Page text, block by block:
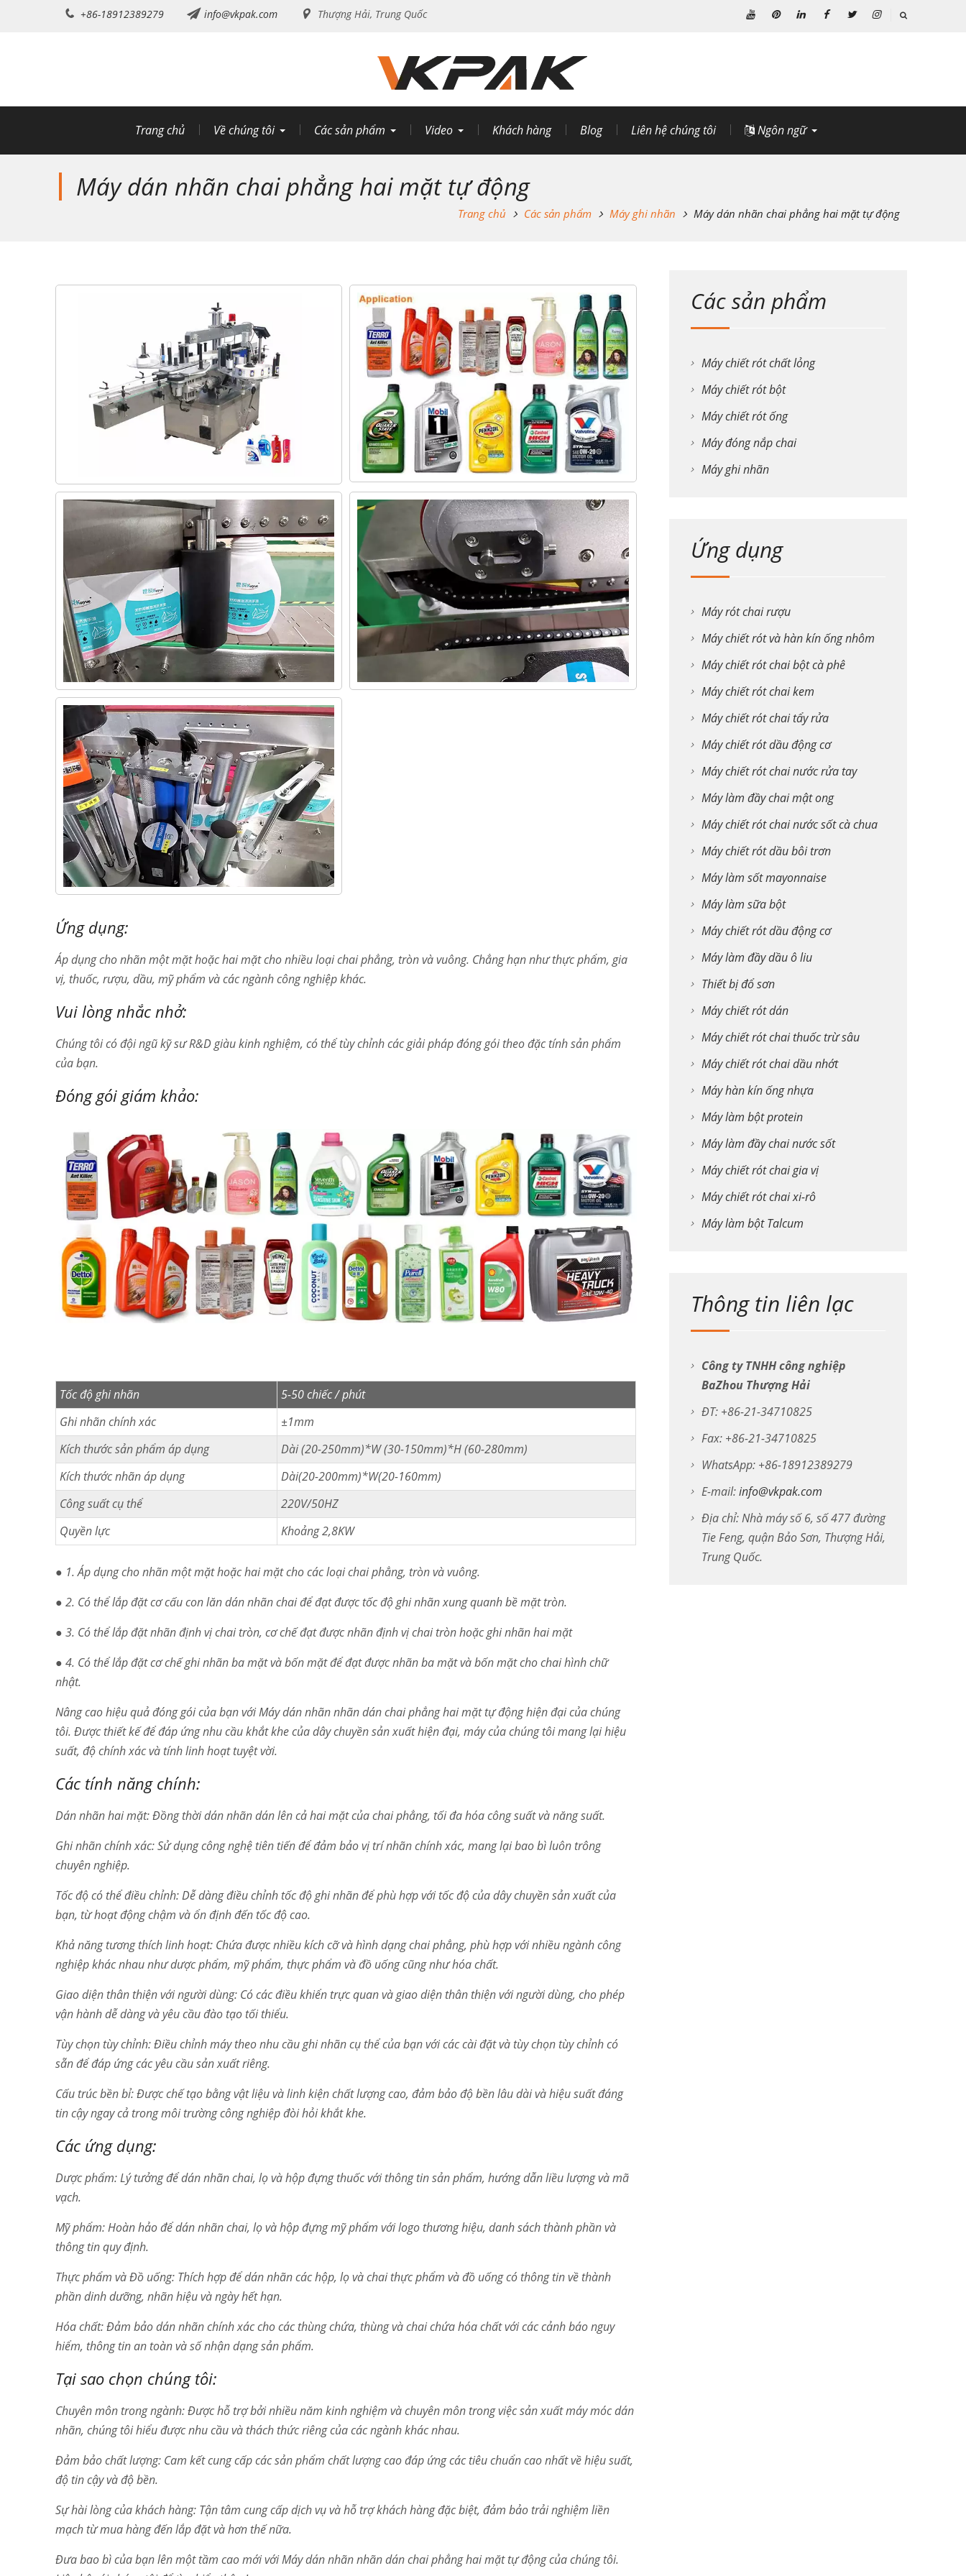
+86-18912389279 info@vkpak.com Thượng Hải, Trung Quốc
Trang chủ Về chúng tôi Các sản phẩm Video Khách hàng Blog Liên hệ chúng tôi Ngôn ngữ
Máy dán nhãn chai phẳng hai mặt tự động
Trang chủ Các sản phẩm Máy ghi nhãn Máy dán nhãn chai phẳng hai mặt tự động
Ứng dụng:
Áp dụng cho nhãn một mặt hoặc hai mặt cho nhiều loại chai phẳng, tròn và vuông. Chẳng hạn như thực phẩm, gia
vị, thuốc, rượu, dầu, mỹ phẩm và các ngành công nghiệp khác.
Vui lòng nhắc nhở:
Chúng tôi có đội ngũ kỹ sư R&D giàu kinh nghiệm, có thể tùy chỉnh các giải pháp đóng gói theo đặc tính sản phẩm
của bạn.
Đóng gói giám khảo:
Tốc độ ghi nhãn
5-50 chiếc / phút
Ghi nhãn chính xác
±1mm
Kích thước sản phẩm áp dụng
Dài (20-250mm)*W (30-150mm)*H (60-280mm)
Kích thước nhãn áp dụng
Dài(20-200mm)*W(20-160mm)
Công suất cụ thể
220V/50HZ
Quyền lực
Khoảng 2,8KW
● 1. Áp dụng cho nhãn một mặt hoặc hai mặt cho các loại chai phẳng, tròn và vuông.
● 2. Có thể lắp đặt cơ cấu con lăn dán nhãn chai để đạt được tốc độ ghi nhãn xung quanh bề mặt tròn.
● 3. Có thể lắp đặt nhãn định vị chai tròn, cơ chế đạt được nhãn định vị chai tròn hoặc ghi nhãn hai mặt
● 4. Có thể lắp đặt cơ chế ghi nhãn ba mặt và bốn mặt để đạt được nhãn ba mặt và bốn mặt cho chai hình chữ
nhật.
Nâng cao hiệu quả đóng gói của bạn với Máy dán nhãn nhãn dán chai phẳng hai mặt tự động hiện đại của chúng
tôi. Được thiết kế để đáp ứng nhu cầu khắt khe của dây chuyền sản xuất hiện đại, máy của chúng tôi mang lại hiệu
suất, độ chính xác và tính linh hoạt tuyệt vời.
Các tính năng chính:
Dán nhãn hai mặt: Đồng thời dán nhãn dán lên cả hai mặt của chai phẳng, tối đa hóa công suất và năng suất.
Ghi nhãn chính xác: Sử dụng công nghệ tiên tiến để đảm bảo vị trí nhãn chính xác, mang lại bao bì luôn trông
chuyên nghiệp.
Tốc độ có thể điều chỉnh: Dễ dàng điều chỉnh tốc độ ghi nhãn để phù hợp với tốc độ của dây chuyền sản xuất của
bạn, từ hoạt động chậm và ổn định đến tốc độ cao.
Khả năng tương thích linh hoạt: Chứa được nhiều kích cỡ và hình dạng chai phẳng, phù hợp với nhiều ngành công
nghiệp khác nhau như dược phẩm, mỹ phẩm, thực phẩm và đồ uống cũng như hóa chất.
Giao diện thân thiện với người dùng: Có các điều khiển trực quan và giao diện thân thiện với người dùng, cho phép
vận hành dễ dàng và yêu cầu đào tạo tối thiểu.
Tùy chọn tùy chỉnh: Điều chỉnh máy theo nhu cầu ghi nhãn cụ thể của bạn với các cài đặt và tùy chọn tùy chỉnh có
sẵn để đáp ứng các yêu cầu sản xuất riêng.
Cấu trúc bền bỉ: Được chế tạo bằng vật liệu và linh kiện chất lượng cao, đảm bảo độ bền lâu dài và hiệu suất đáng
tin cậy ngay cả trong môi trường công nghiệp đòi hỏi khắt khe.
Các ứng dụng:
Dược phẩm: Lý tưởng để dán nhãn chai, lọ và hộp đựng thuốc với thông tin sản phẩm, hướng dẫn liều lượng và mã
vạch.
Mỹ phẩm: Hoàn hảo để dán nhãn chai, lọ và hộp đựng mỹ phẩm với logo thương hiệu, danh sách thành phần và
thông tin quy định.
Thực phẩm và Đồ uống: Thích hợp để dán nhãn các hộp, lọ và chai thực phẩm và đồ uống có thông tin về thành
phần dinh dưỡng, nhãn hiệu và ngày hết hạn.
Hóa chất: Đảm bảo dán nhãn chính xác cho các thùng chứa, thùng và chai chứa hóa chất với các cảnh báo nguy
hiểm, thông tin an toàn và số nhận dạng sản phẩm.
Tại sao chọn chúng tôi:
Chuyên môn trong ngành: Được hỗ trợ bởi nhiều năm kinh nghiệm và chuyên môn trong việc sản xuất máy móc dán
nhãn, chúng tôi hiểu được nhu cầu và thách thức riêng của các ngành khác nhau.
Đảm bảo chất lượng: Cam kết cung cấp các sản phẩm chất lượng cao đáp ứng các tiêu chuẩn cao nhất về hiệu suất,
độ tin cậy và độ bền.
Sự hài lòng của khách hàng: Tận tâm cung cấp dịch vụ và hỗ trợ khách hàng đặc biệt, đảm bảo trải nghiệm liền
mạch từ mua hàng đến lắp đặt và hơn thế nữa.
Đưa bao bì của bạn lên một tầm cao mới với Máy dán nhãn nhãn dán chai phẳng hai mặt tự động của chúng tôi.
Các sản phẩm
Máy chiết rót chất lỏng
Máy chiết rót bột
Máy chiết rót ống
Máy đóng nắp chai
Máy ghi nhãn
Ứng dụng
Máy rót chai rượu
Máy chiết rót và hàn kín ống nhôm
Máy chiết rót chai bột cà phê
Máy chiết rót chai kem
Máy chiết rót chai tẩy rửa
Máy chiết rót dầu động cơ
Máy chiết rót chai nước rửa tay
Máy làm đầy chai mật ong
Máy chiết rót chai nước sốt cà chua
Máy chiết rót dầu bôi trơn
Máy làm sốt mayonnaise
Máy làm sữa bột
Máy chiết rót dầu động cơ
Máy làm đầy dầu ô liu
Thiết bị đổ sơn
Máy chiết rót dán
Máy chiết rót chai thuốc trừ sâu
Máy chiết rót chai dầu nhớt
Máy hàn kín ống nhựa
Máy làm bột protein
Máy làm đầy chai nước sốt
Máy chiết rót chai gia vị
Máy chiết rót chai xi-rô
Máy làm bột Talcum
Thông tin liên lạc
Công ty TNHH công nghiệp
BaZhou Thượng Hải
ĐT: +86-21-34710825
Fax: +86-21-34710825
WhatsApp: +86-18912389279
E-mail:info@vkpak.com
Địa chỉ: Nhà máy số 6, số 477 đường
Tie Feng, quận Bảo Sơn, Thượng Hải,
Trung Quốc.